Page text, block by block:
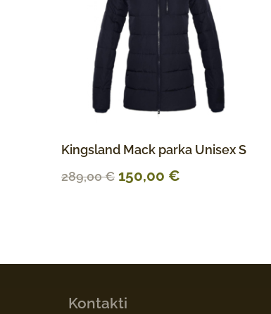
Kingsland Mack parka Unisex S
289,00€ 150,00 €
Kontakti